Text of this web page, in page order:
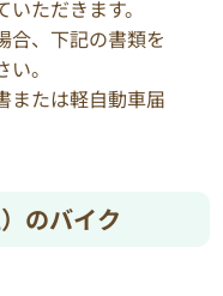
ただきます。
、下記の書類を
。
または軽自動車届
のバイク